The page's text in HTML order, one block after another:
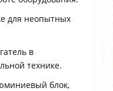
для неопытных
в
технике.
блок,